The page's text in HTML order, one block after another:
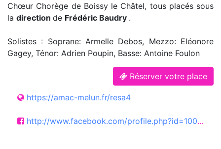
Chœur Chorège de Boissy le Châtel, tous placés sous
la direction de Frédéric Baudry .
Solistes : Soprane: Armelle Debos, Mezzo: Eléonore
Gagey, Ténor: Adrien Poupin, Basse: Antoine Foulon
Réserver votre place
https://amac-melun.fr/resa4
http://www.facebook.com/profile.php?id=100094312760908